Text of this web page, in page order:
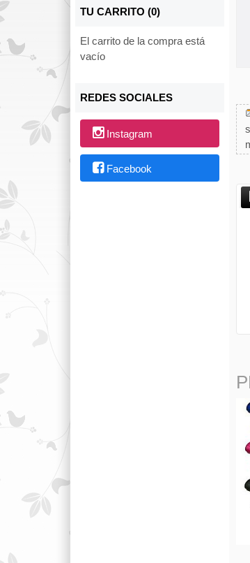
TU CARRITO (0)
El carrito de la compra está
vacío
REDES SOCIALES
Instagram
Facebook